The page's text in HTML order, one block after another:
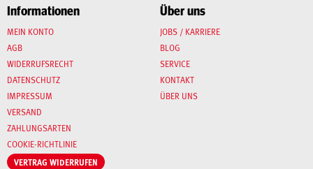
Informationen
MEIN KONTO
AGB
WIDERRUFSRECHT
DATENSCHUTZ
IMPRESSUM
VERSAND
ZAHLUNGSARTEN
COOKIE-RICHTLINIE
VERTRAG WIDERRUFEN
Über uns
JOBS / KARRIERE
BLOG
SERVICE
KONTAKT
ÜBER UNS